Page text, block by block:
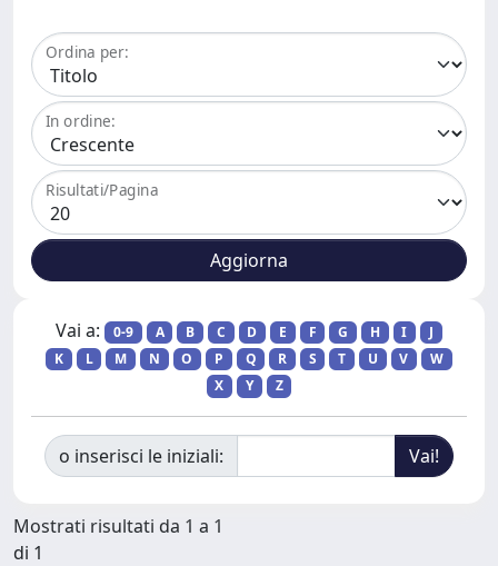
Ordina per:
In ordine:
Risultati/Pagina
Vai a: 0-9 A B C D E F G H I
J
K
L M N O P Q R S T U V
W
X
Y Z
o inserisci le iniziali:
Mostrati risultati da 1 a 1
di 1